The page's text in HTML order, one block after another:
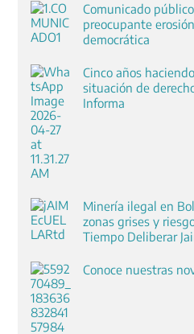
Comunicado
preocupante
democrática
Cinco años
situación de
Informa
Minería ilegal en
zonas grises y
Tiempo Deliberar
Conoce nuestras